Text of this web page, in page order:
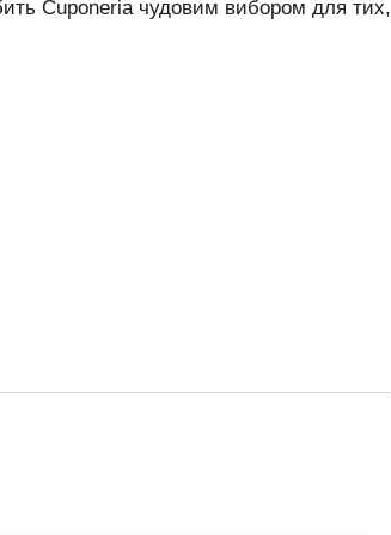
Cuponeria чудовим вибором для тих,